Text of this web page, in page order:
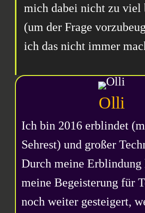
mich dabei nicht zu viel
(um der Frage
ich das nicht immer
Olli
Ich bin 2016 erblindet
Sehrest) und großer
Durch meine Erblindung
meine Begeisterung für
noch weiter gesteigert,